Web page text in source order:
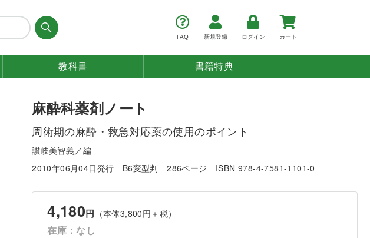
FAQ 新規登録 ログイン カート
教科書 書籍特典
麻酔科薬剤ノート
周術期の麻酔・救急対応薬の使用のポイント
讃岐美智義／編
2010年06月04日発行
B6変型判 286ページ ISBN 978-4-7581-1101-0
4,180円 （本体3,800円＋税）
在庫：なし